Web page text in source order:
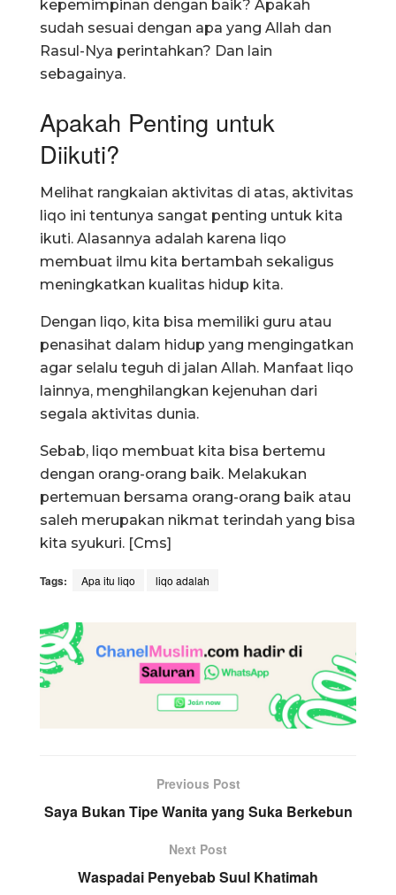
kepemimpinan dengan baik? Apakah
sudah sesuai dengan apa yang Allah dan
Rasul-Nya perintahkan? Dan lain
sebagainya.
Apakah Penting untuk
Diikuti?
Melihat rangkaian aktivitas di atas, aktivitas
liqo ini tentunya sangat penting untuk kita
ikuti. Alasannya adalah karena liqo
membuat ilmu kita bertambah sekaligus
meningkatkan kualitas hidup kita.
Dengan liqo, kita bisa memiliki guru atau
penasihat dalam hidup yang mengingatkan
agar selalu teguh di jalan Allah. Manfaat liqo
lainnya, menghilangkan kejenuhan dari
segala aktivitas dunia.
Sebab, liqo membuat kita bisa bertemu
dengan orang-orang baik. Melakukan
pertemuan bersama orang-orang baik atau
saleh merupakan nikmat terindah yang bisa
kita syukuri. [Cms]
Tags: Apa itu liqo liqo adalah
Previous Post
Saya Bukan Tipe Wanita yang Suka Berkebun
Next Post
Waspadai Penyebab Suul Khatimah